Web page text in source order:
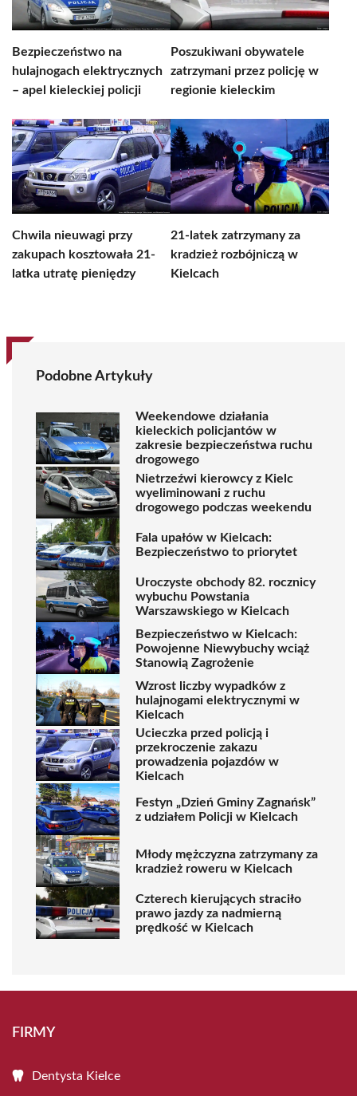
Bezpieczeństwo na
hulajnogach elektrycznych
– apel kieleckiej policji
Poszukiwani obywatele
zatrzymani przez policję w
regionie kieleckim
Chwila nieuwagi przy
zakupach kosztowała 21-
latka utratę pieniędzy
21-latek zatrzymany za
kradzież rozbójniczą w
Kielcach
Podobne Artykuły
Weekendowe działania
kieleckich policjantów w
zakresie bezpieczeństwa ruchu
drogowego
Nietrzeźwi kierowcy z Kielc
wyeliminowani z ruchu
drogowego podczas weekendu
Fala upałów w Kielcach:
Bezpieczeństwo to priorytet
Uroczyste obchody 82. rocznicy
wybuchu Powstania
Warszawskiego w Kielcach
Bezpieczeństwo w Kielcach:
Powojenne Niewybuchy wciąż
Stanowią Zagrożenie
Wzrost liczby wypadków z
hulajnogami elektrycznymi w
Kielcach
Ucieczka przed policją i
przekroczenie zakazu
prowadzenia pojazdów w
Kielcach
Festyn „Dzień Gminy Zagnańsk”
z udziałem Policji w Kielcach
Młody mężczyzna zatrzymany za
kradzież roweru w Kielcach
Czterech kierujących straciło
prawo jazdy za nadmierną
prędkość w Kielcach
FIRMY
Dentysta Kielce